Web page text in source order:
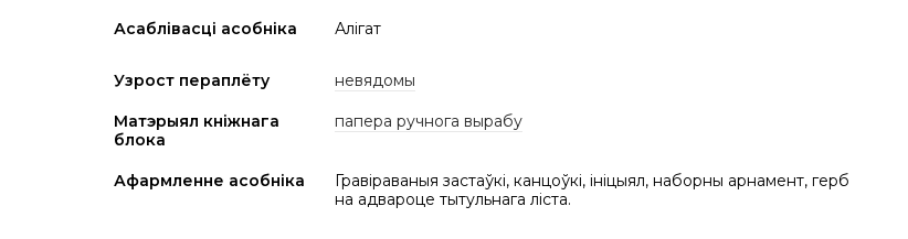
Асаблівасці асобніка Алігат
Узрост пераплёту невядомы
Матэрыял кніжнага
блока
папера ручнога вырабу
Афармленне асобніка
Гравіраваныя застаўкі, канцоўкі, ініцыял, наборны арнамент, герб
на адвароце тытульнага ліста.